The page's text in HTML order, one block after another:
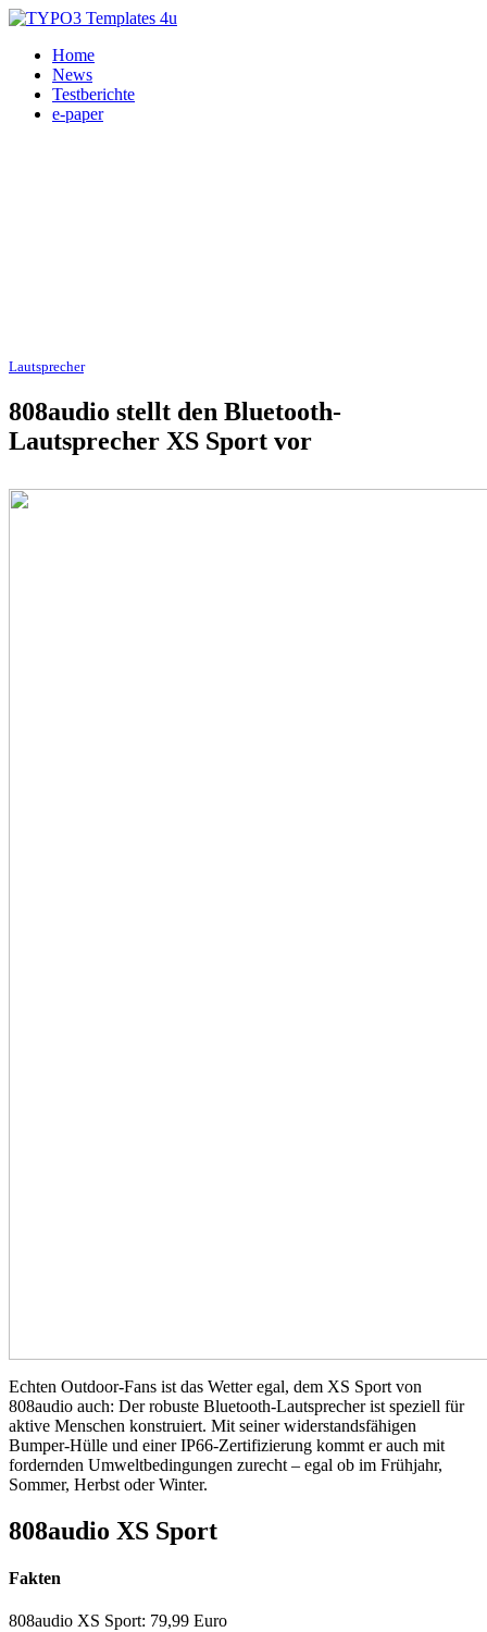
Home
News
Testberichte
e-paper
Lautsprecher, Smart-Audio 12.02.2017
808audio stellt den Bluetooth-
Lautsprecher XS Sport vor
Echten Outdoor-Fans ist das Wetter egal, dem XS Sport von
808audio auch: Der robuste Bluetooth-Lautsprecher ist speziell für
aktive Menschen konstruiert. Mit seiner widerstandsfähigen
Bumper-Hülle und einer IP66-Zertifizierung kommt er auch mit
fordernden Umweltbedingungen zurecht – egal ob im Frühjahr,
Sommer, Herbst oder Winter.
808audio XS Sport
Fakten
808audio XS Sport: 79,99 Euro